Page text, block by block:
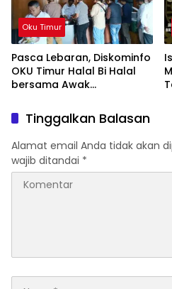
Oku Timur
Pasca Lebaran, Diskominfo
OKU Timur Halal Bi Halal
bersama Awak
samping menjadi lebih
menarik
Tinggalkan Balasan
Alamat email Anda tidak akan
wajib ditandai *